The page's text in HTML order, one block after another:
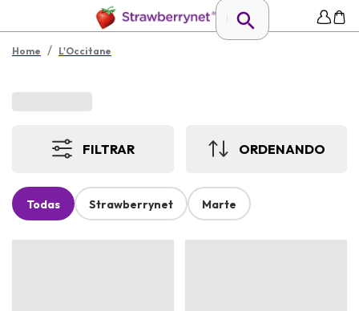
Home / L'Occitane
FILTRAR ORDENANDO
Todas Strawberrynet Marte